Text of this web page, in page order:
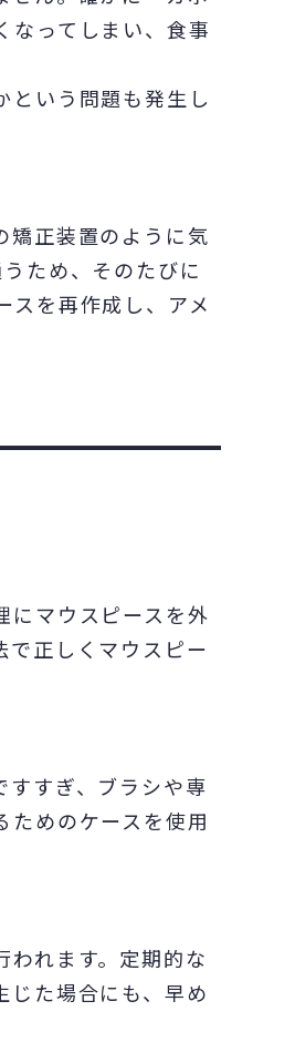
なってしまい、食事
という問題も発生し
矯正装置のように気
ため、そのたびに
スを再作成し、アメ
にマウスピースを外
で正しくマウスピー
すすぎ、ブラシや専
ためのケースを使用
れます。定期的な
じた場合にも、早め